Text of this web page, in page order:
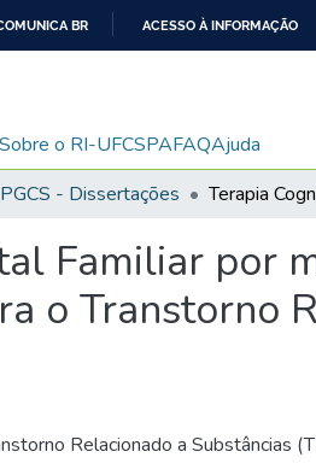
CONTEÚDO
BR ACESSO À INFORMAÇÃO
Sobre o RI-UFCSPAFAQAjuda
- Dissertações
Familiar por
o Transtorno
Relacionado a Substâncias